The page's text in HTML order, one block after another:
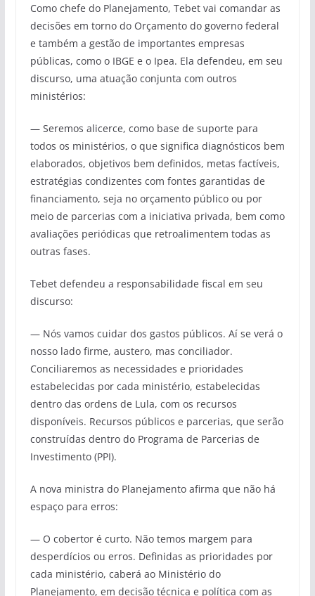
Como chefe do Planejamento, Tebet vai comandar as
decisões em torno do Orçamento do governo federal
e também a gestão de importantes empresas
públicas, como o IBGE e o Ipea. Ela defendeu, em seu
discurso, uma atuação conjunta com outros
ministérios:
— Seremos alicerce, como base de suporte para
todos os ministérios, o que significa diagnósticos bem
elaborados, objetivos bem definidos, metas factíveis,
estratégias condizentes com fontes garantidas de
financiamento, seja no orçamento público ou por
meio de parcerias com a iniciativa privada, bem como
avaliações periódicas que retroalimentem todas as
outras fases.
Tebet defendeu a responsabilidade fiscal em seu
discurso:
— Nós vamos cuidar dos gastos públicos. Aí se verá o
nosso lado firme, austero, mas conciliador.
Conciliaremos as necessidades e prioridades
estabelecidas por cada ministério, estabelecidas
dentro das ordens de Lula, com os recursos
disponíveis. Recursos públicos e parcerias, que serão
construídas dentro do Programa de Parcerias de
Investimento (PPI).
A nova ministra do Planejamento afirma que não há
espaço para erros:
— O cobertor é curto. Não temos margem para
desperdícios ou erros. Definidas as prioridades por
cada ministério, caberá ao Ministério do
Planejamento, em decisão técnica e política com as